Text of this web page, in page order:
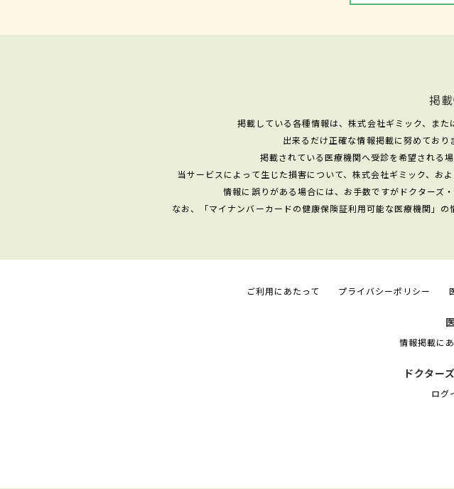
掲
掲載している各種情報は、株式会社ギミック、ま
出来るだけ正確な情報掲載に努めており
掲載されている医療機関へ受診を希望される
当サービスによって生じた損害について、株式会社ギミック、お
情報に誤りがある場合には、お手数ですがドクターズ
なお、「マイナンバーカードの健康保険証利用可能な医療機関」
ご利用にあたって プライバシーポリシー
情報掲載に
ドクター
ログ